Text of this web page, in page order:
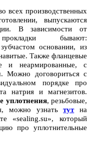
всех производственных
выпускаются
В зависимости от
бывают:
основании, из
Также фланцевые
и неармированные, с
Можно договориться с
порядке про
натрия и магнезитов.
уплотнения, резьбовые,
можно узнатьтутна
«sealing.su», который
про уплотнительные